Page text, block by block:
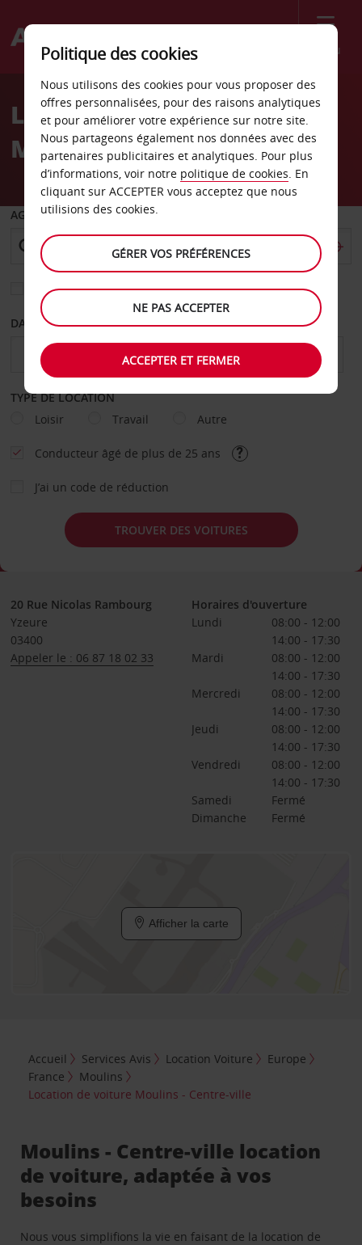
Menu
Welcome
AvisLocation de voiture
Moulins - Centre-ville
AGENCE DE DÉPART
Sélectionnez une autre agence de retour
DATE DE DÉPART DATE DE RETOUR
TYPE DE LOCATION
Loisir
Travail Autre
Conducteur âgé de plus de 25 ans
J’ai un code de réduction
TROUVER DES VOITURES
20 Rue Nicolas Rambourg
Yzeure
03400
Appeler le : 06 87 18 02 33
Horaires d'ouverture
Lundi
08:00 - 12:00
14:00 - 17:30
Mardi
08:00 - 12:00
14:00 - 17:30
Mercredi
08:00 - 12:00
14:00 - 17:30
Jeudi
08:00 - 12:00
14:00 - 17:30
Vendredi
08:00 - 12:00
14:00 - 17:30
Samedi
Fermé
Dimanche
Fermé
Afficher la carte
Accueil Services Avis Location Voiture
Europe
France
Moulins
Location de voiture Moulins - Centre-ville
Moulins - Centre-ville location
de voiture, adaptée à vos
besoins
Nous vous simplifions la vie en faisant de la location de
Politique des cookies
Nous utilisons des cookies pour vous proposer des
offres personnalisées, pour des raisons analytiques
et pour améliorer votre expérience sur notre site.
Nous partageons également nos données avec des
partenaires publicitaires et analytiques. Pour plus
d’informations, voir notre politique de cookies. En
cliquant sur ACCEPTER vous acceptez que nous
utilisions des cookies.
GÉRER VOS PRÉFÉRENCES
NE PAS ACCEPTER
ACCEPTER ET FERMER